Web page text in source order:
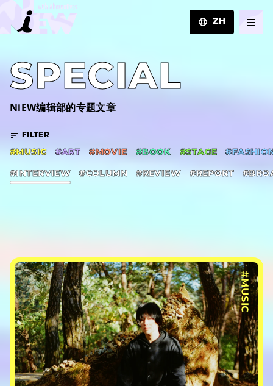
ZH
SPECIAL
NiEW编辑部的专题文章
FILTER
#MUSIC #ART #MOVIE #BOOK #STAGE
#INTERVIEW #COLUMN #REVIEW #REPORT
#PR
#MUSIC